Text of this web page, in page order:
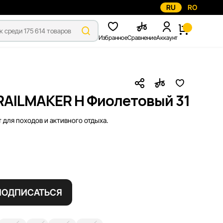
RU RO
ИзбранноеСравнениеАккаунт
H Фиолетовый 31
походов и активного отдыха.